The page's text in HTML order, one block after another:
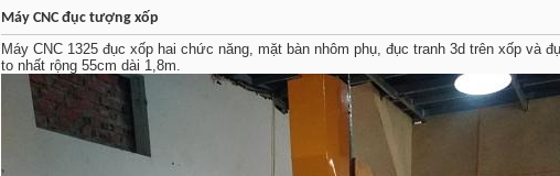
Máy CNC đục tượng xốp
Máy CNC 1325 đục xốp hai chức năng, mặt bàn nhôm phụ, đục tranh 3d trên xốp
to nhất rộng 55cm dài 1,8m.